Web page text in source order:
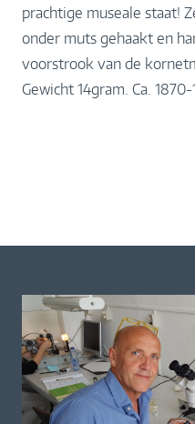
prachtige museale staat!
onder muts gehaakt en
voorstrook van de
Gewicht 14gram. Ca.